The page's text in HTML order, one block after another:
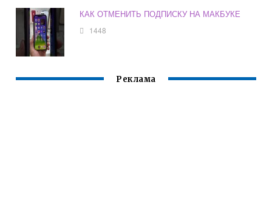
КАК ОТМЕНИТЬ ПОДПИСКУ НА МАКБУКЕ
1448
Реклама